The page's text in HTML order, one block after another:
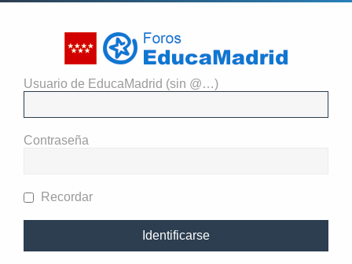
Usuario de EducaMadrid (sin @…)
Contraseña
Recordar